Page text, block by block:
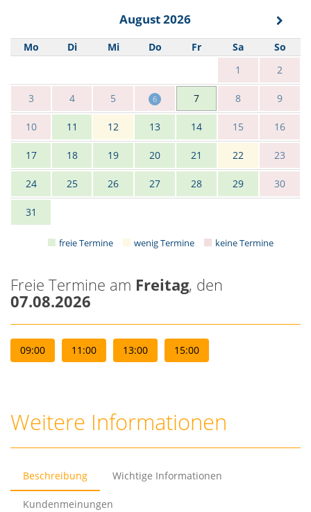
August 2026
Mo Di Mi Do Fr Sa
So
1
2
3 4 5 6 7 8 9
10 11 12 13 14 15 16
17 18 19 20 21 22 23
24 25 26 27 28 29 30
31
freie Termine wenig Termine keine Termine
Freie Termine am Freitag, den
07.08.2026
09:00 11:00 13:00 15:00
Weitere Informationen
Beschreibung Wichtige Informationen
Kundenmeinungen